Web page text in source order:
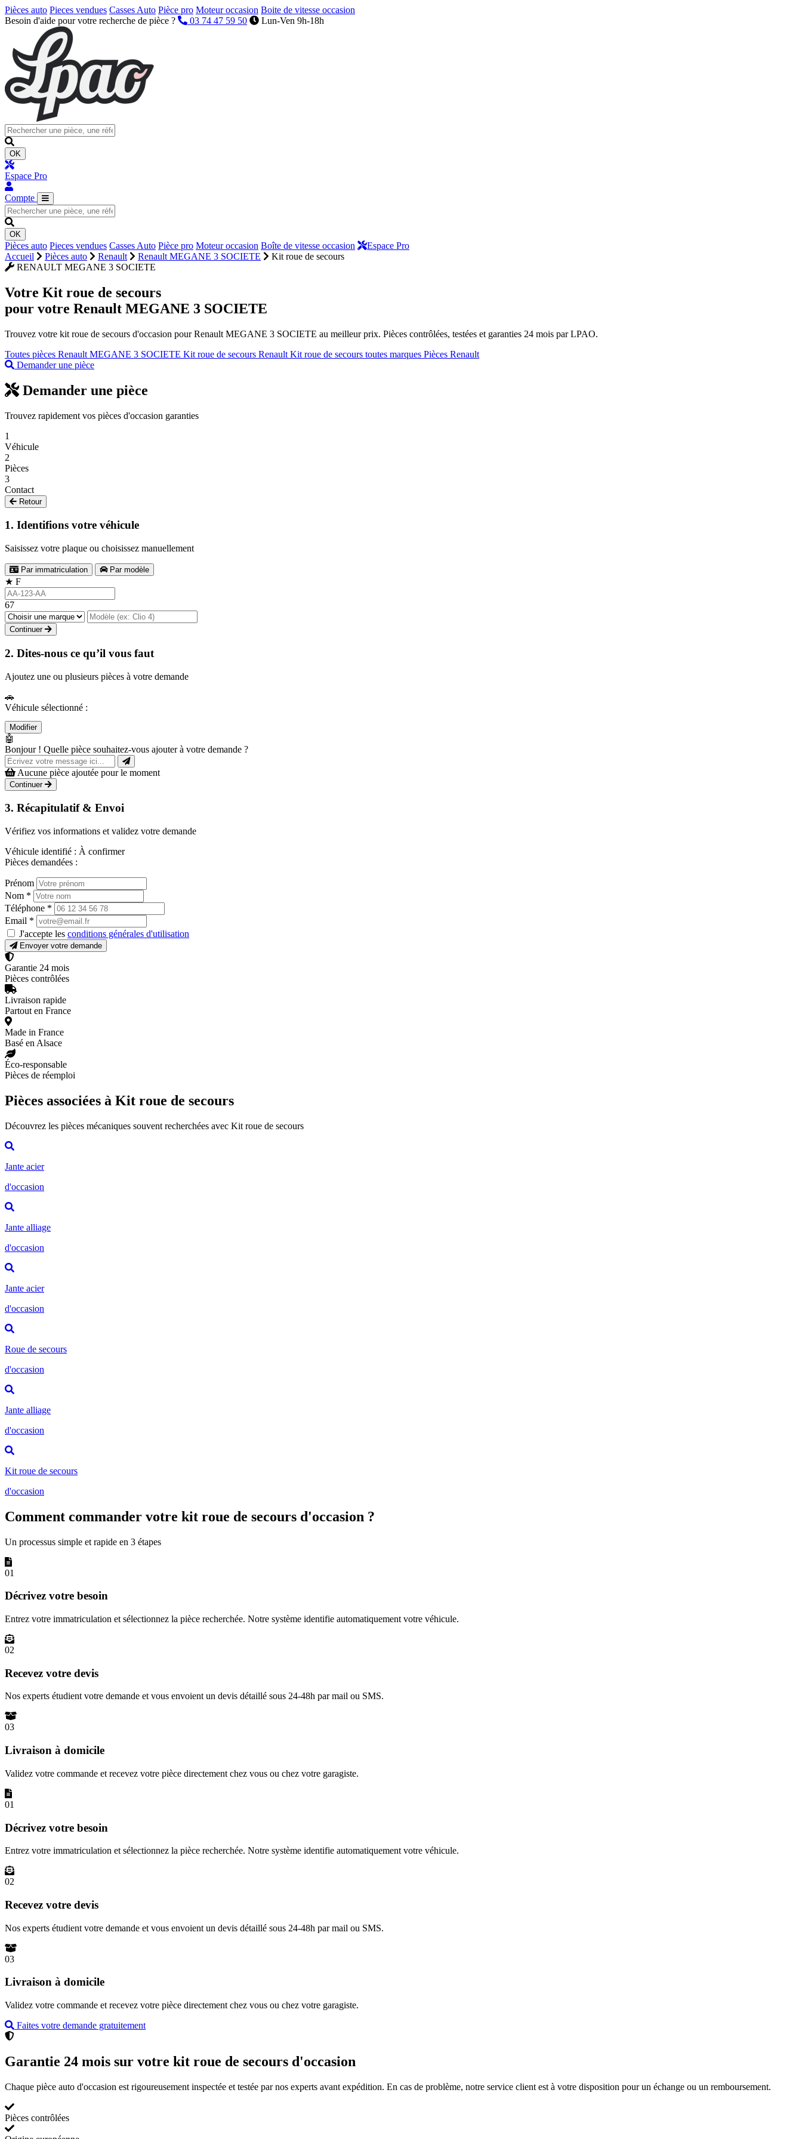
Pièces auto Pieces vendues Casses Auto Pièce pro Moteur occasion Boite de vitesse occasion
Besoin d'aide pour votre recherche de pièce ?
03 74 47 59 50 Lun-Ven 9h-18h
OK
Espace Pro
Compte
OK
Pièces auto Pieces vendues Casses Auto Pièce pro Moteur occasion Boîte de vitesse occasion
Espace Pro
Accueil
Pièces auto Renault Renault MEGANE 3 SOCIETE
Kit roue de secours
RENAULT MEGANE 3 SOCIETE
Votre Kit roue de secours
pour votre Renault MEGANE 3 SOCIETE
Trouvez votre kit roue de secours d'occasion pour Renault MEGANE 3 SOCIETE au meilleur prix. Pièces contrôlées, testées et garanties 24 mois par LPAO.
Toutes pièces Renault MEGANE 3 SOCIETE Kit roue de secours Renault Kit roue de secours toutes marques Pièces Renault
Demander une pièce
Demander une pièce
Trouvez rapidement vos pièces d'occasion garanties
1
Véhicule
2
Pièces
3
Contact
Retour
1. Identifions votre véhicule
Saisissez votre plaque ou choisissez manuellement
Par immatriculation Par modèle
★ F
67
Continuer
2. Dites-nous ce qu’il vous faut
Ajoutez une ou plusieurs pièces à votre demande
🚗
Véhicule sélectionné :
Modifier
🤖
Bonjour ! Quelle pièce souhaitez-vous ajouter à votre demande ?
Aucune pièce ajoutée pour le moment
Continuer
3. Récapitulatif & Envoi
Vérifiez vos informations et validez votre demande
Véhicule identifié : À confirmer
Pièces demandées :
Prénom
Nom *
Téléphone *
Email *
J'accepte les conditions générales d'utilisation
Envoyer votre demande
Garantie 24 mois
Pièces contrôlées
Livraison rapide
Partout en France
Made in France
Basé en Alsace
Éco-responsable
Pièces de réemploi
Pièces associées à Kit roue de secours
Découvrez les pièces mécaniques souvent recherchées avec Kit roue de secours
Jante acier
d'occasion
Jante alliage
d'occasion
Jante acier
d'occasion
Roue de secours
d'occasion
Jante alliage
d'occasion
Kit roue de secours
d'occasion
Comment commander votre kit roue de secours d'occasion ?
Un processus simple et rapide en 3 étapes
01
Décrivez votre besoin
Entrez votre immatriculation et sélectionnez la pièce recherchée. Notre système identifie automatiquement votre véhicule.
02
Recevez votre devis
Nos experts étudient votre demande et vous envoient un devis détaillé sous 24-48h par mail ou SMS.
03
Livraison à domicile
Validez votre commande et recevez votre pièce directement chez vous ou chez votre garagiste.
01
Décrivez votre besoin
Entrez votre immatriculation et sélectionnez la pièce recherchée. Notre système identifie automatiquement votre véhicule.
02
Recevez votre devis
Nos experts étudient votre demande et vous envoient un devis détaillé sous 24-48h par mail ou SMS.
03
Livraison à domicile
Validez votre commande et recevez votre pièce directement chez vous ou chez votre garagiste.
Faites votre demande gratuitement
Garantie 24 mois sur votre kit roue de secours d'occasion
Chaque pièce auto d'occasion est rigoureusement inspectée et testée par nos experts avant expédition. En cas de problème, notre service client est à votre disposition pour un échange ou un remboursement.
Pièces contrôlées